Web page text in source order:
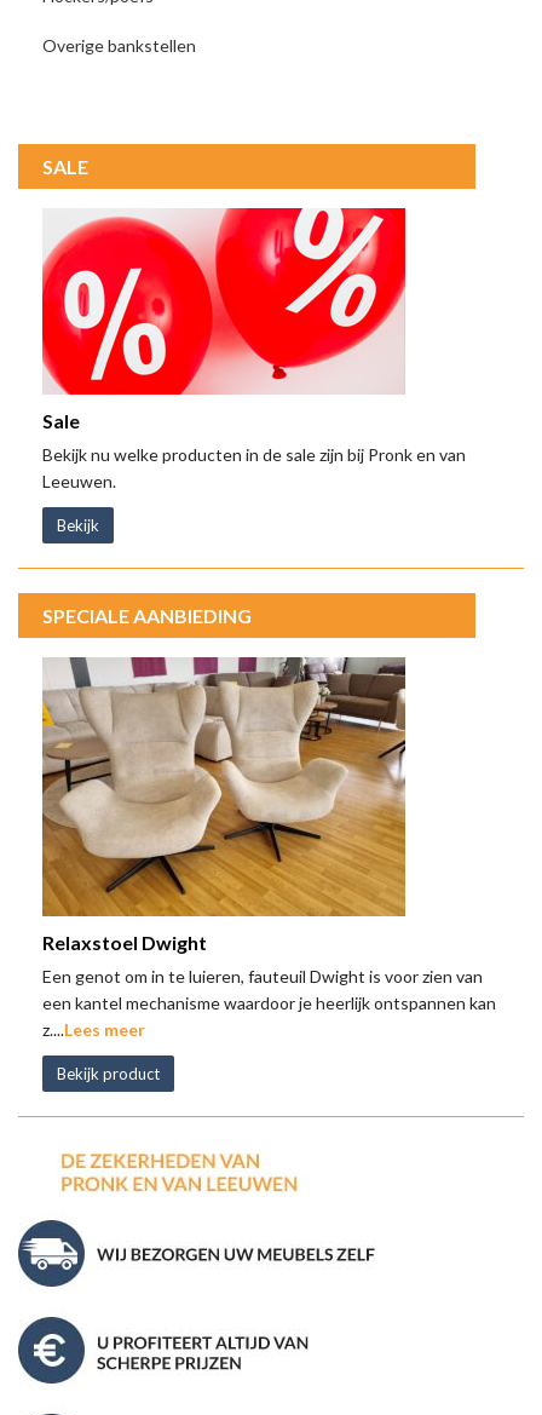
Overige bankstellen
SALE
Sale
Bekijk nu welke producten in de sale zijn bij Pronk en van
Leeuwen.
Bekijk
SPECIALE AANBIEDING
Relaxstoel Dwight
Een genot om in te luieren, fauteuil Dwight is voor zien van
een kantel mechanisme waardoor je heerlijk ontspannen kan
z....Lees meer
Bekijk product